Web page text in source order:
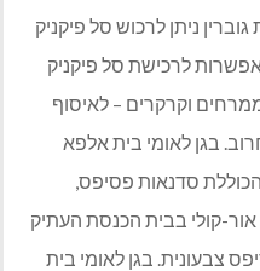
ניתן לרכוש סל פיקניק
לרכישת סל פיקניק
ממרחים וקרקרים – לאיסוף
בגן לאומי בית אלפא
הכוללת סדנאות פסיפס,
קולי בבית הכנסת העתיק
צבעונית. בגן לאומי בית